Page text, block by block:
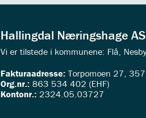
Hallingdal Næringshage AS
Vi er tilstede i kommunene: Flå,
Fakturaadresse: Torpomoen 27,
Org.nr.: 863 534 402 (EHF)
Kontonr.: 2324.05.03727